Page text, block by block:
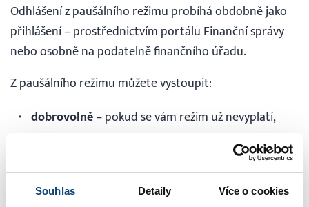
Souhlas Detaily Více o cookies
Odhlášení z paušálního režimu probíhá obdobně jako
přihlášení – prostřednictvím portálu Finanční správy
nebo osobně na podatelně finančního úřadu.
Z paušálního režimu můžete vystoupit:
dobrovolně– pokud se vám režim už nevyplatí,
– pokud přestanete splňovat podmínky
(např. překročíte limit 2 miliony Kč nebo se stanete
plátcem DPH).